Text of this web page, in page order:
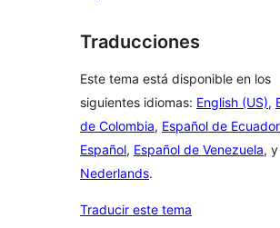
Traducciones
Este tema está disponible en los
siguientes idiomas: English (US),
de Colombia, Español de Ecuador
Español, Español de Venezuela, y
Nederlands.
Traducir este tema